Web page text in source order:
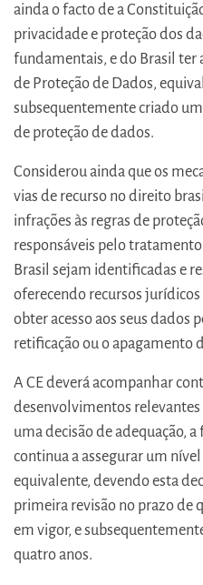
ainda o facto de a
privacidade e proteção dos
fundamentais, e do Brasil ter
de Proteção de Dados,
subsequentemente criado
de proteção de dados.
Considerou ainda que os
vias de recurso no direito
infrações às regras de
responsáveis pelo
Brasil sejam identificadas e
oferecendo recursos
obter acesso aos seus dados
retificação ou o apagamento
A CE deverá acompanhar
desenvolvimentos relevantes
uma decisão de adequação,
continua a assegurar um
equivalente, devendo esta
primeira revisão no prazo de
em vigor, e
quatro anos.